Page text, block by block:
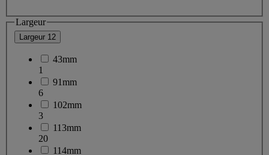
Largeur
Largeur 12
43mm
1
91mm
6
102mm
3
113mm
20
114mm